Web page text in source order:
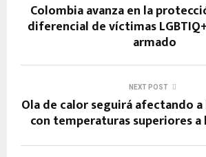
o
k
A
p
a
g
er
n
k
Colombia avanza en la
diferencial de víctimas
armado
NEXT POST
Ola de calor seguirá afectando a
con temperaturas superiores a